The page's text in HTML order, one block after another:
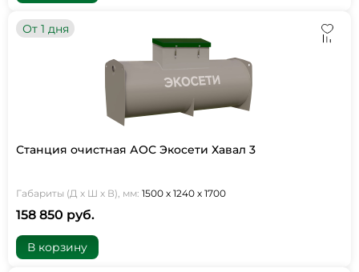
От 1 дня
Станция очистная АОС Экосети Хавал 3
Габариты (Д х Ш х В), мм: 1500 х 1240 х 1700
158 850 руб.
В корзину